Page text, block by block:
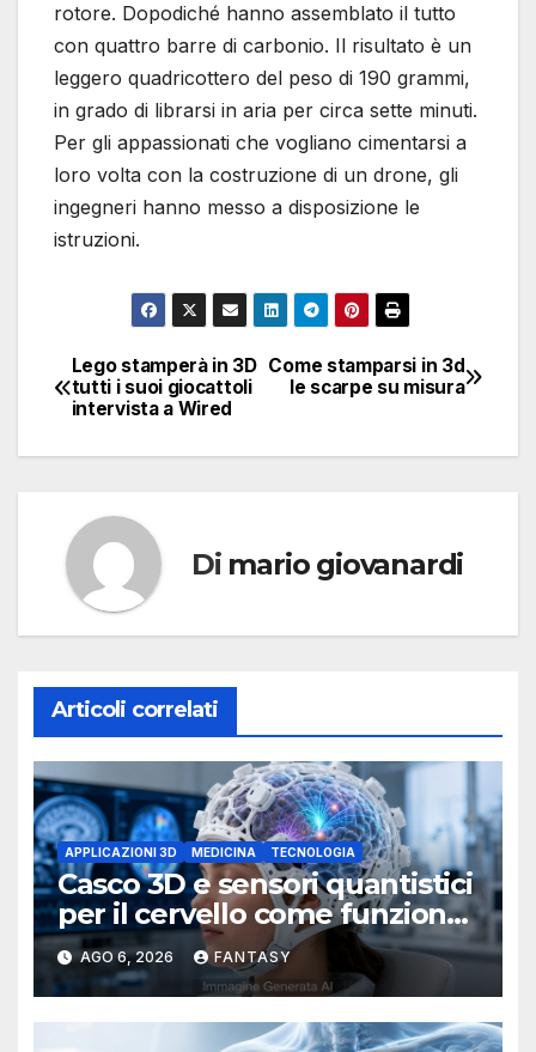
rotore. Dopodiché hanno assemblato il tutto
con quattro barre di carbonio. Il risultato è un
leggero quadricottero del peso di 190 grammi,
in grado di librarsi in aria per circa sette minuti.
Per gli appassionati che vogliano cimentarsi a
loro volta con la costruzione di un drone, gli
ingegneri hanno messo a disposizione le
istruzioni.
Navigazione
articoli
Come stamparsi in 3d
le scarpe su misura
Lego stamperà in 3D
tutti i suoi giocattoli
intervista a Wired
Di mario giovanardi
Articoli correlati
APPLICAZIONI 3D MEDICINA TECNOLOGIA
Casco 3D e sensori quantistici
per il cervello come funziona
l’OPM-MEG
AGO 6, 2026 FANTASY